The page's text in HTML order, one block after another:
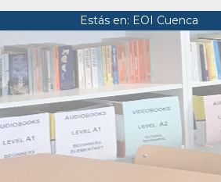
Estás en: EOI Cuenca